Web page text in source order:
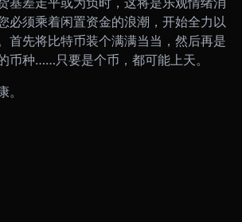
必须乘着闲置资金的浪潮，开始全力以
首先将比特币装个满满当当，然后再是
币种……只要是个币，都可能上天。